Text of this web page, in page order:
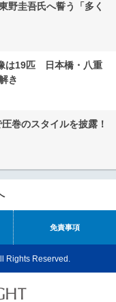
野圭吾氏へ誓う「多く
は19匹 日本橋・八重
き
巻のスタイルを披露！
免責事項
Rights Reserved.